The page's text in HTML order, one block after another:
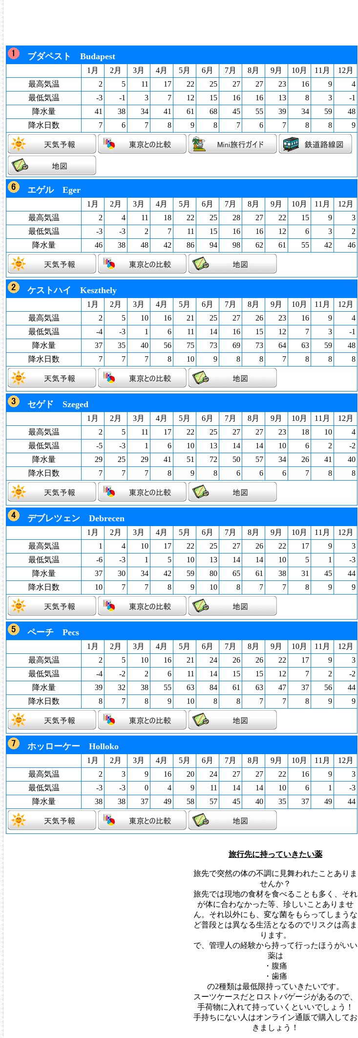
ブダペスト Budapest
1月 2月 3月 4月 5月 6月 7月 8月 9月 10月 11月
12月
最高気温
2 5 11 17 22 25 27 27 23 16 9
4
最低気温
-3 -1 3 7 12 15 16 16 13 8 3
-1
降水量
41 38 34 41 61 68 45 55 39 34 59
48
降水日数
7 6 7 8 9 8 7 6 7 8 8 9
エゲル Eger
1月 2月 3月 4月 5月 6月 7月 8月 9月 10月 11月
12月
最高気温
2 4 11 18 22 25 28 27 22 15 9
3
最低気温
-3 -3 2 7 11 15 16 16 12 6 3
2
降水量
46 38 48 42 86 94 98 62 61 55 42 46
ケストハイ Keszthely
1月 2月 3月 4月 5月 6月 7月 8月 9月 10月 11月
12月
最高気温
2 5 10 16 21 25 27 26 23 16 9
4
最低気温
-4 -3 1 6 11 14 16 15 12 7 3
-1
降水量
37 35 40 56 75 73 69 73 64 63 59
48
降水日数
7 7 7 8 10 9 8 8 7 8 8 8
セゲド Szeged
1月 2月 3月 4月 5月 6月 7月 8月 9月 10月 11月
12月
最高気温
2 5 11 17 22 25 27 27 23 18 10
4
最低気温
-5 -3 1 6 10 13 14 14 10 6 2
-2
降水量
29 25 29 41 51 72 50 57 34 26 41
40
降水日数
7 7 7 8 9 8 6 6 6 7 8 8
デブレツェン Debrecen
1月 2月 3月 4月 5月 6月 7月 8月 9月 10月 11月
12月
最高気温
1 4 10 17 22 25 27 26 22 17 9
3
最低気温
-6 -3 1 5 10 13 14 14 10 5 1
-3
降水量
37 30 34 42 59 80 65 61 38 31 45
44
降水日数
10 7 7 8 9 10 8 7 7 8 9 9
ペーチ Pecs
1月 2月 3月 4月 5月 6月 7月 8月 9月 10月 11月
12月
最高気温
2 5 10 16 21 24 26 26 22 17 9
3
最低気温
-4 -2 2 6 11 14 15 15 12 7 2
-2
降水量
39 32 38 55 63 84 61 63 47 37 56
44
降水日数
8 7 8 9 10 8 8 7 7 8 9 9
ホッローケー Holloko
1月 2月 3月 4月 5月 6月 7月 8月 9月 10月 11月
12月
最高気温
2 3 9 16 20 24 27 27 22 16 9
3
最低気温
-3 -3 0 4 9 11 14 14 10 6 1
-3
降水量
38 38 37 49 58 57 45 40 35 37 49 44
旅行先に持っていきたい薬
旅先で突然の体の不調に見舞われたことありま
せんか？
旅先では現地の食材を食べることも多く、それ
が体に合わなかった等、珍しいことありませ
ん。それ以外にも、変な菌をもらってしまうな
ど普段とは異なる生活となるのでリスクは高ま
ります。
で、管理人の経験から持って行ったほうがいい
薬は
・腹痛
・歯痛
の2種類は最低限持っていきたいです。
スーツケースだとロストバゲージがあるので、
手荷物に入れて持っていくといいでしょう！
手持ちにない人はオンライン通販で購入してお
きましょう！